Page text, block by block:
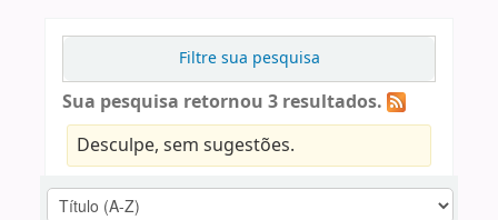
Filtre sua pesquisa
Sua pesquisa retornou 3 resultados.
Desculpe, sem sugestões.